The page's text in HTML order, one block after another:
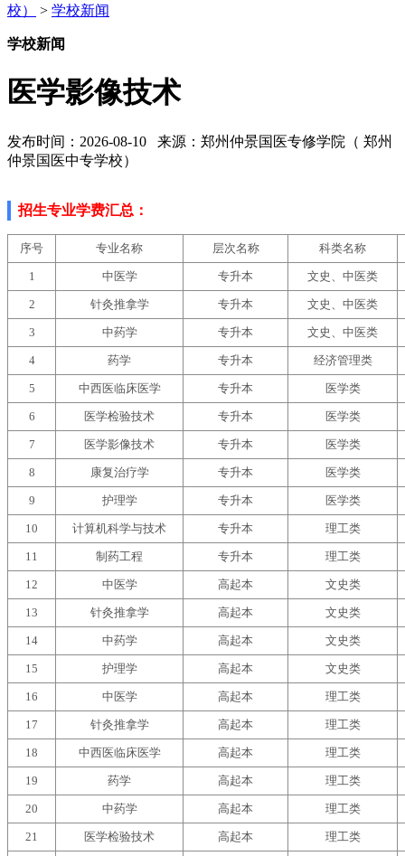
校）
> 学校新闻
学校新闻
医学影像技术
发布时间：2026-08-10 来源：郑州仲景国医专修学院（ 郑州
仲景国医中专学校）
招生专业学费汇总 ：
序号 专业名称 层次名称 科类名称
1 中医学 专升本 文史、中医类
2 针灸推拿学 专升本 文史、中医类
3 中药学 专升本 文史、中医类
4 药学 专升本 经济管理类
5 中西医临床医学 专升本 医学类
6 医学检验技术 专升本 医学类
7 医学影像技术 专升本 医学类
8 康复治疗学 专升本 医学类
9 护理学 专升本 医学类
10 计算机科学与技术 专升本 理工类
11 制药工程 专升本 理工类
12 中医学 高起本 文史类
13 针灸推拿学 高起本 文史类
14 中药学 高起本 文史类
15 护理学 高起本 文史类
16 中医学 高起本 理工类
17 针灸推拿学 高起本 理工类
18 中西医临床医学 高起本 理工类
19 药学 高起本 理工类
20 中药学 高起本 理工类
21 医学检验技术 高起本 理工类